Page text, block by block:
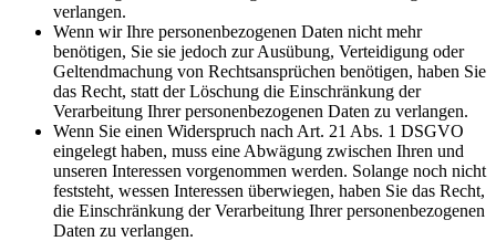
verlangen.
Wenn wir Ihre personenbezogenen Daten nicht mehr
benötigen, Sie sie jedoch zur Ausübung, Verteidigung oder
Geltendmachung von Rechtsansprüchen benötigen, haben Sie
das Recht, statt der Löschung die Einschränkung der
Verarbeitung Ihrer personenbezogenen Daten zu verlangen.
Wenn Sie einen Widerspruch nach Art. 21 Abs. 1 DSGVO
eingelegt haben, muss eine Abwägung zwischen Ihren und
unseren Interessen vorgenommen werden. Solange noch nicht
feststeht, wessen Interessen überwiegen, haben Sie das Recht,
die Einschränkung der Verarbeitung Ihrer personenbezogenen
Daten zu verlangen.